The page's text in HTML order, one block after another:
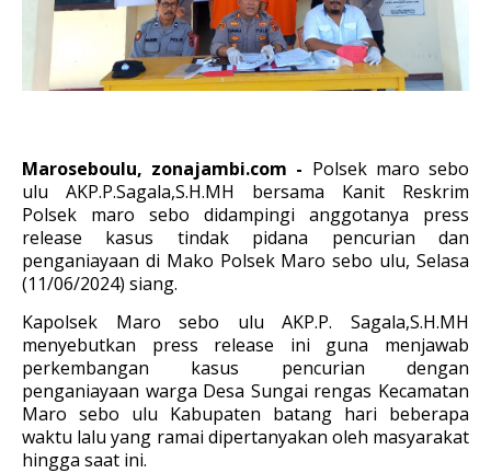
Maroseboulu, zonajambi.com - Polsek maro sebo
ulu AKP.P.Sagala,S.H.MH bersama Kanit Reskrim
Polsek maro sebo didampingi anggotanya press
release kasus tindak pidana pencurian dan
penganiayaan di Mako Polsek Maro sebo ulu, Selasa
(11/06/2024) siang.
Kapolsek Maro sebo ulu AKP.P. Sagala,S.H.MH
menyebutkan press release ini guna menjawab
perkembangan kasus pencurian dengan
penganiayaan warga Desa Sungai rengas Kecamatan
Maro sebo ulu Kabupaten batang hari beberapa
waktu lalu yang ramai dipertanyakan oleh masyarakat
hingga saat ini.